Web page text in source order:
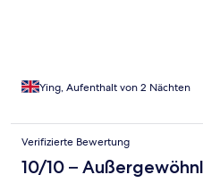
who did not know what was
hotel. The breakfast was
Ying, Aufenthalt von 2 Nächten
Verifizierte Bewertung
10/10 –